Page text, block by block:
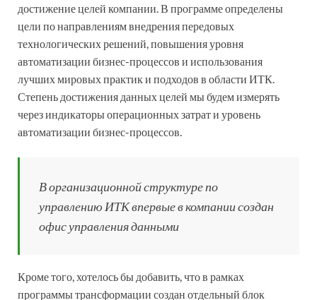
достижение целей компании. В программе определены
цели по направлениям внедрения передовых
технологических решений, повышения уровня
автоматизации бизнес-процессов и использования
лучших мировых практик и подходов в области ИТК.
Степень достижения данных целей мы будем измерять
через индикаторы операционных затрат и уровень
автоматизации бизнес-процессов.
В организационной структуре по
управлению ИТК впервые в компании создан
офис управления данными
Кроме того, хотелось бы добавить, что в рамках
программы трансформации создан отдельный блок